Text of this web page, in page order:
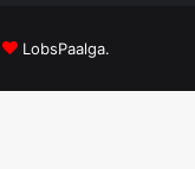
de
Solidarité
LobsPaalga.